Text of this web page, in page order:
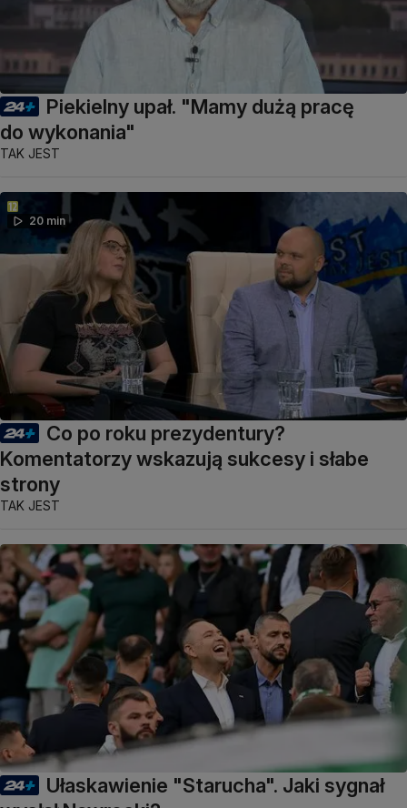
Piekielny upał. "Mamy dużą pracę
do wykonania"
TAK JEST
20 min
Co po roku prezydentury?
Komentatorzy wskazują sukcesy i słabe
strony
TAK JEST
Ułaskawienie "Starucha". Jaki sygnał